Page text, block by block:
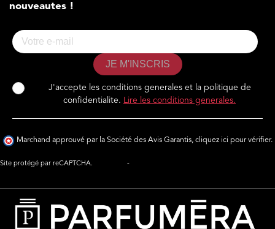
nouveautes !
JE M'INSCRIS
J'accepte les conditions generales et la politique de
confidentialite. Lire les conditions generales.
Marchand approuvé par la Société des Avis Garantis, cliquez ici pour vérifier.
Site protégé par reCAPTCHA. -